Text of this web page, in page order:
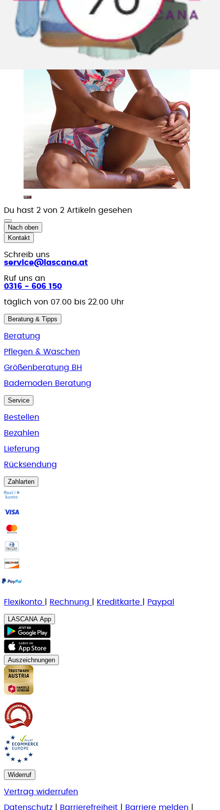
Du hast 2 von 2 Artikeln gesehen
Nach oben
Kontakt
Schreib uns
service@lascana.at
Ruf uns an
0316 - 606 150
täglich von 07.00 bis 22.00 Uhr
Beratung & Tipps
Beratung
Pflegen & Waschen
Größenberatung BH
Bademoden Beratung
Service
Bestellen
Bezahlen
Lieferung
Rücksendung
Zahlarten
Flexikonto Rechnung Kreditkarte Paypal
LASCANA App
Auszeichnungen
Widerruf
Vertrag widerrufen
Datenschutz
Barrierefreiheit Barriere melden